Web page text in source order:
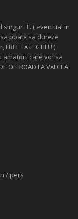
!!!...( eventual in
poate sa dureze
LA LECTII !!! (
amatorii care vor sa
OFFROAD LA VALCEA
/ pers